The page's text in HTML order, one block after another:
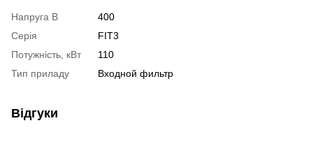
Напруга В
400
Серія
FIT3
Потужність, кВт
110
Тип приладу
Входной фильтр
Відгуки